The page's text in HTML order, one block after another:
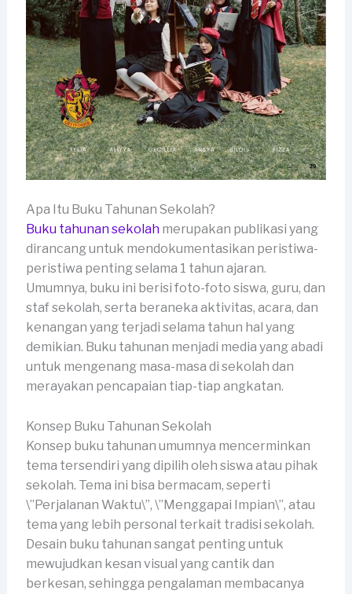
Apa Itu Buku Tahunan Sekolah?
Buku tahunan sekolahmerupakan publikasi yang
dirancang untuk mendokumentasikan peristiwa-
peristiwa penting selama 1 tahun ajaran.
Umumnya, buku ini berisi foto-foto siswa, guru, dan
staf sekolah, serta beraneka aktivitas, acara, dan
kenangan yang terjadi selama tahun hal yang
demikian. Buku tahunan menjadi media yang abadi
untuk mengenang masa-masa di sekolah dan
merayakan pencapaian tiap-tiap angkatan.
Konsep Buku Tahunan Sekolah
Konsep buku tahunan umumnya mencerminkan
tema tersendiri yang dipilih oleh siswa atau pihak
sekolah. Tema ini bisa bermacam, seperti
\”Perjalanan Waktu\”, \”Menggapai Impian\”, atau
tema yang lebih personal terkait tradisi sekolah.
Desain buku tahunan sangat penting untuk
mewujudkan kesan visual yang cantik dan
berkesan, sehingga pengalaman membacanya